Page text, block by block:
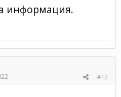
информация.
#12